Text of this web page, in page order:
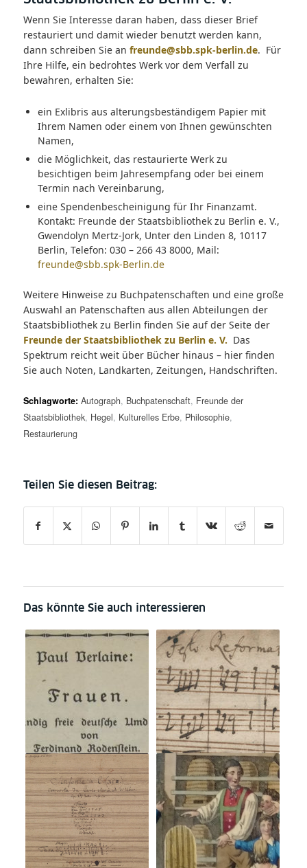
Wenn Sie Interesse daran haben, dass dieser Brief
restauriert und damit wieder benutzt werden kann,
dann schreiben Sie an freunde@sbb.spk-berlin.de. Für
Ihre Hilfe, ein bedrohtes Werk vor dem Verfall zu
bewahren, erhalten Sie:
ein Exlibris aus alterungsbeständigem Papier mit
Ihrem Namen oder einem von Ihnen gewünschten
Namen,
die Möglichkeit, das restaurierte Werk zu
besichtigen beim Jahresempfang oder bei einem
Termin nach Vereinbarung,
eine Spendenbescheinigung für Ihr Finanzamt.
Kontakt: Freunde der Staatsbibliothek zu Berlin e. V.,
Gwendolyn Mertz-Jork, Unter den Linden 8, 10117
Berlin, Telefon: 030 – 266 43 8000, Mail:
freunde@sbb.spk-Berlin.de
Weitere Hinweise zu Buchpatenschaften und eine große
Auswahl an Patenschaften aus allen Abteilungen der
Staatsbibliothek zu Berlin finden Sie auf der Seite der
Freunde der Staatsbibliothek zu Berlin e. V. Das
Spektrum reicht weit über Bücher hinaus – hier finden
Sie auch Noten, Landkarten, Zeitungen, Handschriften.
Schlagworte: Autograph, Buchpatenschaft, Freunde der
Staatsbibliothek, Hegel, Kulturelles Erbe, Philosophie,
Restaurierung
Das könnte Sie auch interessieren